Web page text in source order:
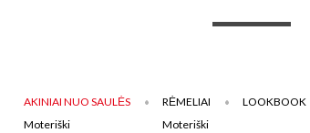
AKINIAI NUO SAULĖS
Moteriški
RĖMELIAI
Moteriški
LOOKBOOK